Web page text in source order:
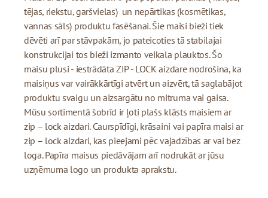
tējas, riekstu, garšvielas) un nepārtikas (kosmētikas,
vannas sāls) produktu fasēšanai. Šie maisi bieži tiek
dēvēti arī par stāvpakām, jo pateicoties tā stabilajai
konstrukcijai tos bieži izmanto veikala plauktos. Šo
maisu plusi - iestrādāta ZIP - LOCK aizdare nodrošina, ka
maisiņus var vairākkārtīgi atvērt un aizvērt, tā saglabājot
produktu svaigu un aizsargātu no mitruma vai gaisa.
Mūsu sortimentā šobrīd ir ļoti plašs klāsts maisiem ar
zip – lock aizdari. Caurspīdīgi, krāsaini vai papīra maisi ar
zip – lock aizdari, kas pieejami pēc vajadzības ar vai bez
loga. Papīra maisus piedāvājam arī nodrukāt ar jūsu
uzņēmuma logo un produkta aprakstu.